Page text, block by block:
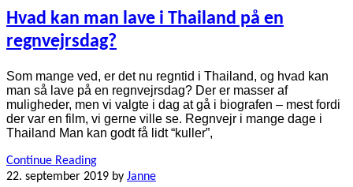
Hvad kan man lave i Thailand på en
regnvejrsdag?
Som mange ved, er det nu regntid i Thailand, og hvad kan
man så lave på en regnvejrsdag? Der er masser af
muligheder, men vi valgte i dag at gå i biografen – mest fordi
der var en film, vi gerne ville se. Regnvejr i mange dage i
Thailand Man kan godt få lidt “kuller”,
Continue Reading
22. september 2019 by Janne